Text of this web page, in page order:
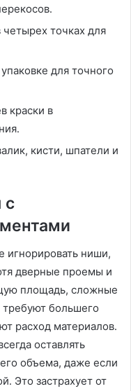
точках для
для точного
краски в
кисти, шпатели и
с
ниши,
дверные проемы и
площадь, сложные
большего
расход материалов․
оставлять
объема, даже если
Это застрахует от